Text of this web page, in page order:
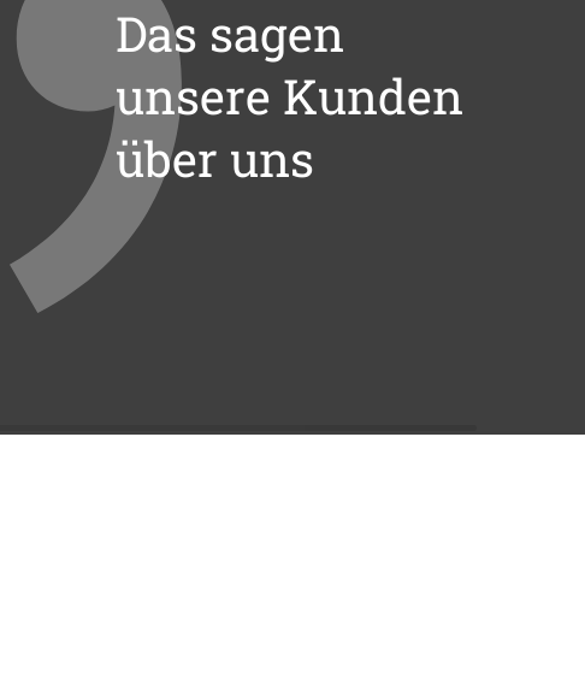
Das sagen
unsere Kunden
über uns